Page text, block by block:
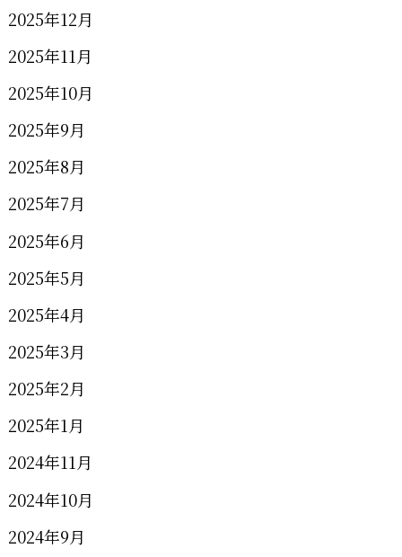
2025年12月
2025年11月
2025年10月
2025年9月
2025年8月
2025年7月
2025年6月
2025年5月
2025年4月
2025年3月
2025年2月
2025年1月
2024年11月
2024年10月
2024年9月